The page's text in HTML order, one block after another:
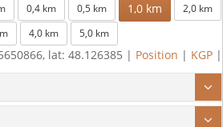
0,4 km 0,5 km 1,0 km
2,0 km
4,0 km 5,0 km
lat: 48.126385 | Position | KGP |